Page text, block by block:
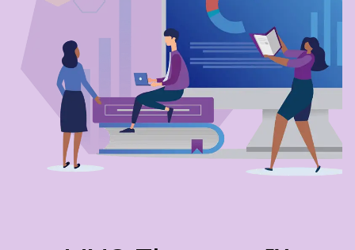
Webinare und
Veranstaltungen